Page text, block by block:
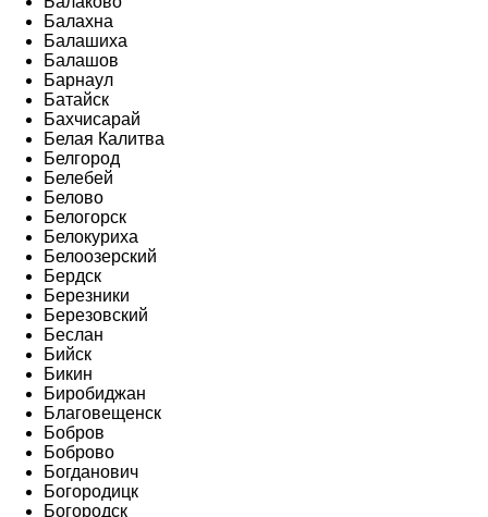
Балахна
Балашиха
Балашов
Барнаул
Батайск
Бахчисарай
Белая Калитва
Белгород
Белебей
Белово
Белогорск
Белокуриха
Белоозерский
Бердск
Березники
Березовский
Беслан
Бийск
Бикин
Биробиджан
Благовещенск
Бобров
Боброво
Богданович
Богородицк
Богородск